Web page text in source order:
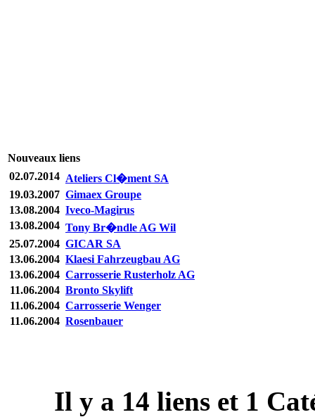
Nouveaux liens
02.07.2014 Ateliers Cl�ment SA
19.03.2007 Gimaex Groupe
13.08.2004 Iveco-Magirus
13.08.2004 Tony Br�ndle AG Wil
25.07.2004 GICAR SA
13.06.2004 Klaesi Fahrzeugbau AG
13.06.2004 Carrosserie Rusterholz AG
11.06.2004 Bronto Skylift
11.06.2004 Carrosserie Wenger
11.06.2004 Rosenbauer
Il y a 14 liens et 1